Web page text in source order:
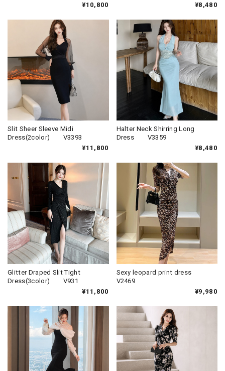
¥10,800
¥8,480
Slit Sheer Sleeve Midi
Dress(2color) V3393
¥11,800
Halter Neck Shirring Long
Dress V3359
¥8,480
Glitter Draped Slit Tight
Dress(3color) V931
¥11,800
Sexy leopard print dress
V2469
¥9,980